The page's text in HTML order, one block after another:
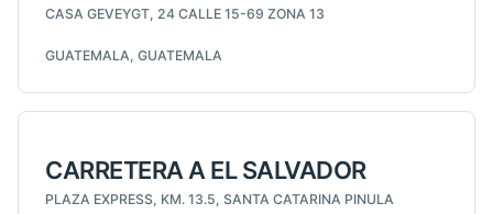
CASA GEVEYGT, 24 CALLE 15-69 ZONA 13
GUATEMALA, GUATEMALA
CARRETERA A EL SALVADOR
PLAZA EXPRESS, KM. 13.5, SANTA CATARINA PINULA